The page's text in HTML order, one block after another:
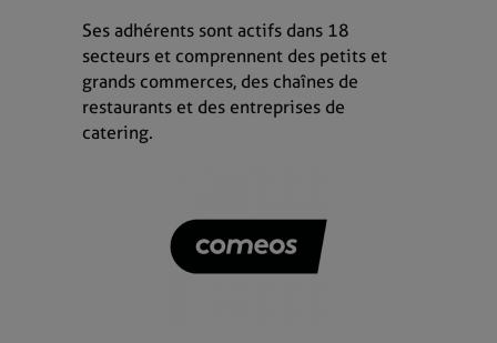
Ses adhérents sont actifs dans 18
secteurs et comprennent des petits et
grands commerces, des chaînes de
restaurants et des entreprises de
catering.